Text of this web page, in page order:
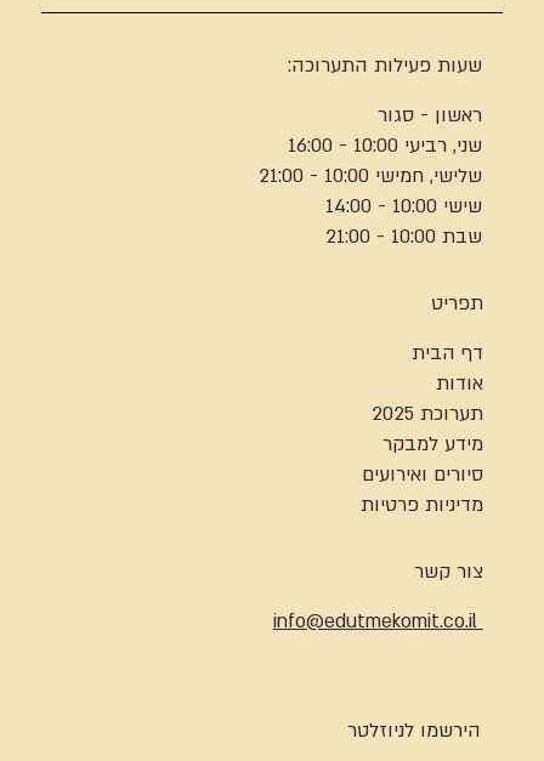
שעות פעילות התערוכה:
ראשון - סגור
שני, רביעי 10:00 - 16:00
שלישי, חמישי 10:00 - 21:00
שישי 10:00 - 14:00
שבת 10:00 - 21:00
תפריט
דף הבית
אודות
תערוכת 2025
מידע למבקר
סיורים ואירועים
מדיניות פרטיות
צור קשר
info@edutmekomit.co.il
הירשמו לניוזלטר